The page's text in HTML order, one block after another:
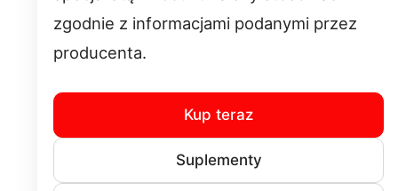
zgodnie z informacjami podanymi przez
producenta.
Kup teraz
Suplementy